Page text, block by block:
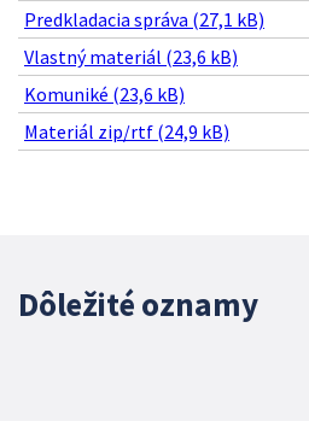
Predkladacia správa (27,1 kB)
Vlastný materiál (23,6 kB)
Komuniké (23,6 kB)
Materiál zip/rtf (24,9 kB)
Dôležité oznamy